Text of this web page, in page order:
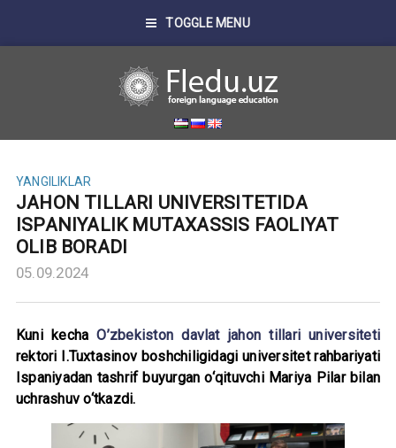
TOGGLE MENU
YANGILIKLAR
JAHON TILLARI UNIVERSITETIDA
ISPANIYALIK MUTAXASSIS FAOLIYAT
OLIB BORADI
05.09.2024
Kuni kechaO’zbekiston davlat jahon tillari universiteti
rektori I.Tuxtasinov boshchiligidagi universitet rahbariyati
Ispaniyadan tashrif buyurgan o‘qituvchi Mariya Pilar bilan
uchrashuv o‘tkazdi.